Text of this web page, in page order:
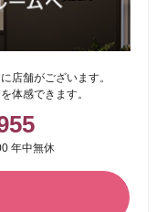
店舗がございます。
体感できます。
年中無休